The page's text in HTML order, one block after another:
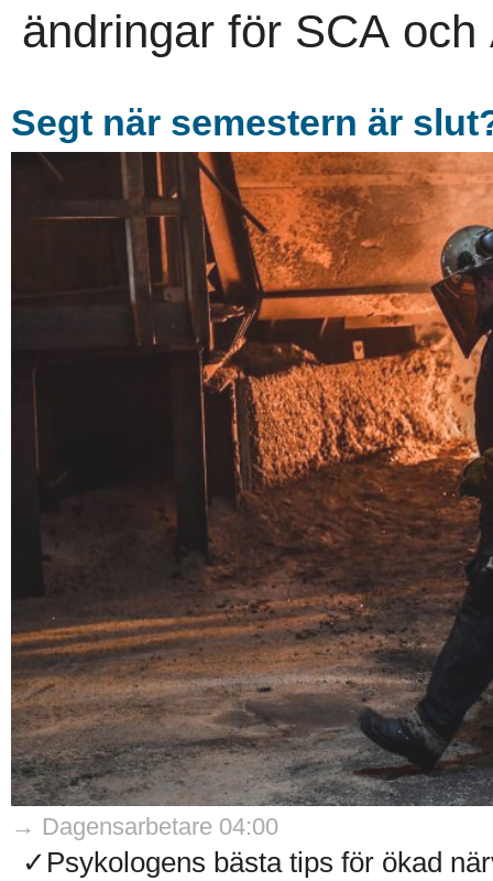
ändringar för SCA och
Segt när semestern är
→ Dagensarbetare 04:00
✓Psykologens bästa tips för ökad